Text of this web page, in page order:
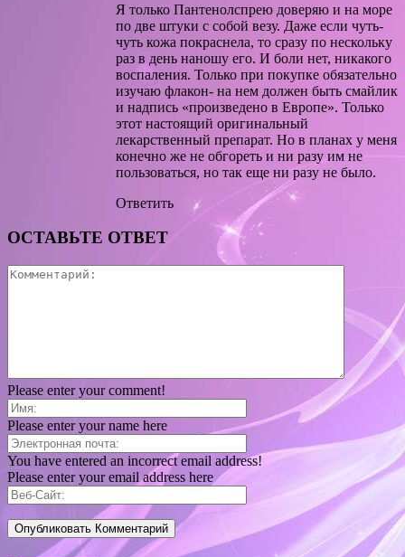
Я только Пантенолспрею доверяю и на море
по две штуки с собой везу. Даже если чуть-
чуть кожа покраснела, то сразу по нескольку
раз в день наношу его. И боли нет, никакого
воспаления. Только при покупке обязательно
изучаю флакон- на нем должен быть смайлик
и надпись «произведено в Европе». Только
этот настоящий оригинальный
лекарственный препарат. Но в планах у меня
конечно же не обгореть и ни разу им не
пользоваться, но так еще ни разу не было.
Ответить
ОСТАВЬТЕ ОТВЕТ
Please enter your comment!
Please enter your name here
You have entered an incorrect email address!
Please enter your email address here